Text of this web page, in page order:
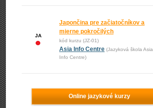
JA
Japončina pre začiatočníkov a
mierne pokročilých
kód kurzu (JZ-01)
Asia Info Centre (Jazyková škola Asia
Info Centre)
Online jazykové kurzy